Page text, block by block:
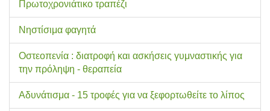
Πρωτοχρονιάτικο τραπέζι
Νηστίσιμα φαγητά
Οστεοπενία : διατροφή και ασκήσεις γυμναστικής για
την πρόληψη - θεραπεία
Αδυνάτισμα - 15 τροφές για να ξεφορτωθείτε το λίπος